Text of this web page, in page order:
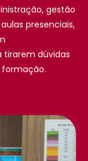
gestão
presenciais,
dúvidas